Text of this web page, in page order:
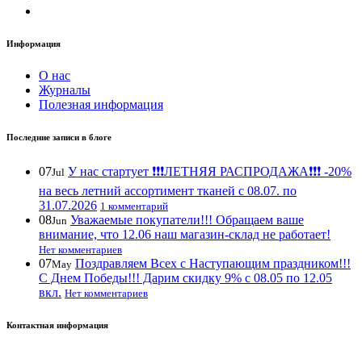
Информация
О нас
Журналы
Полезная информация
Последние записи в блоге
07Jul У нас стартует ❗️❗️❗️ЛЕТНЯЯ РАСПРОДАЖА❗️❗️❗️ -20%
на весь летний ассортимент тканей с 08.07. по
31.07.2026 1 комментарий
08Jun Уважаемые покупатели!!! Обращаем ваше
внимание, что 12.06 наш магазин-склад не работает!
Нет комментариев
07May Поздравляем Всех с Наступающим праздником!!!
С Днем Победы!!! Дарим скидку 9% с 08.05 по 12.05
вкл. Нет комментариев
Контактная информация